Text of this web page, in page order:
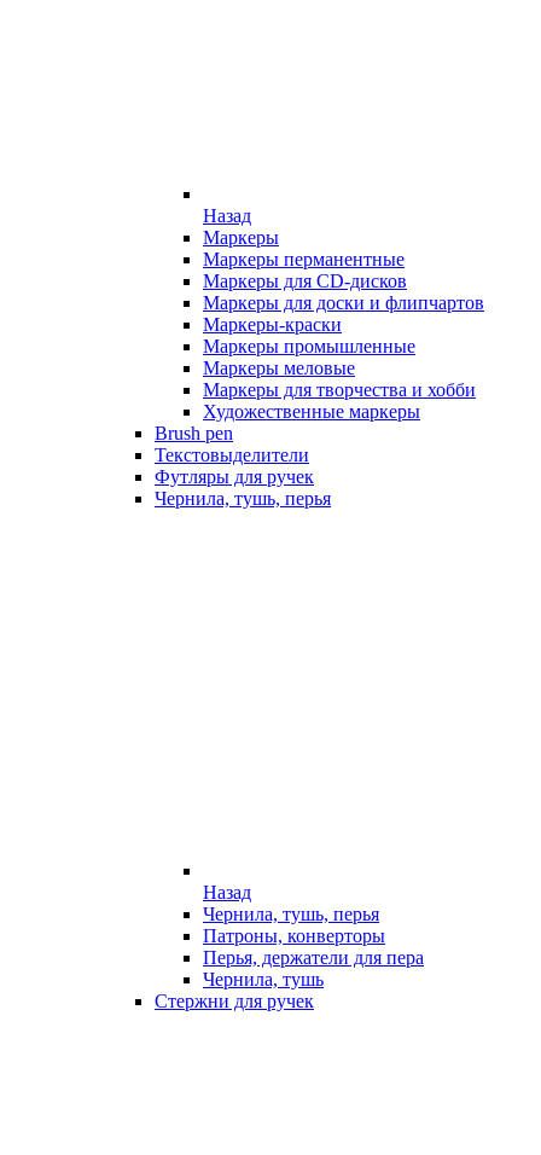
Назад
Маркеры
Маркеры перманентные
Маркеры для CD-дисков
Маркеры для доски и флипчартов
Маркеры-краски
Маркеры промышленные
Маркеры меловые
Маркеры для творчества и хобби
Художественные маркеры
Brush pen
Текстовыделители
Футляры для ручек
Чернила, тушь, перья
Назад
Чернила, тушь, перья
Патроны, конверторы
Перья, держатели для пера
Чернила, тушь
Стержни для ручек